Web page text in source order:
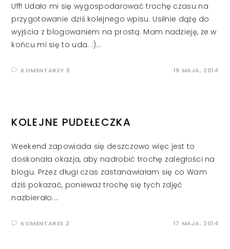
Uff! Udało mi się wygospodarować trochę czasu na
przygotowanie dziś kolejnego wpisu. Usilnie dążę do
wyjścia z blogowaniem na prostą. Mam nadzieję, że w
końcu mi się to uda. :)…
KOMENTARZY 5 19 MAJA, 2014
KOLEJNE PUDEŁECZKA
Weekend zapowiada się deszczowo więc jest to
doskonała okazja, aby nadrobić trochę zaległości na
blogu. Przez długi czas zastanawiałam się co Wam
dziś pokazać, ponieważ trochę się tych zdjęć
nazbierało.…
KOMENTARZE 2 17 MAJA, 2014